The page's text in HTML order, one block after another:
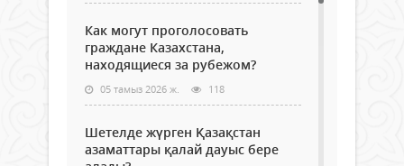
Как могут проголосовать
граждане Казахстана,
находящиеся за рубежом?
05 тамыз 2026 ж. 118
Шетелде жүрген Қазақстан
азаматтары қалай дауыс бере